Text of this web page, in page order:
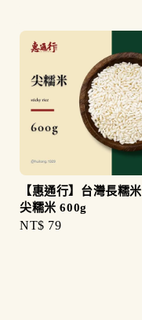
【惠通行】台灣長糯米
尖糯米 600g
Regular
NT$ 79